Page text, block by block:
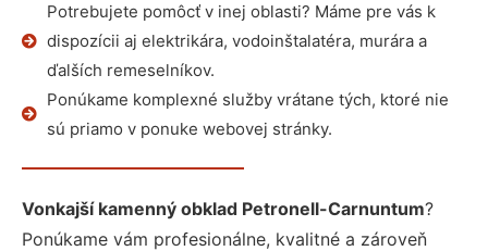
Potrebujete pomôcť v inej oblasti? Máme pre vás k
dispozícii aj elektrikára, vodoinštalatéra, murára a
ďalších remeselníkov.
Ponúkame komplexné služby vrátane tých, ktoré nie
sú priamo v ponuke webovej stránky.
Vonkajší kamenný obklad Petronell-Carnuntum?
Ponúkame vám profesionálne, kvalitné a zároveň